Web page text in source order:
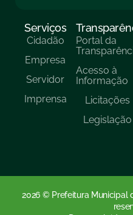
Serviços
Cidadão
Empresa
Servidor
Imprensa
Portal da
Acesso à
Informação
Licitações
Legislação
2026 © Prefeitura Municipal